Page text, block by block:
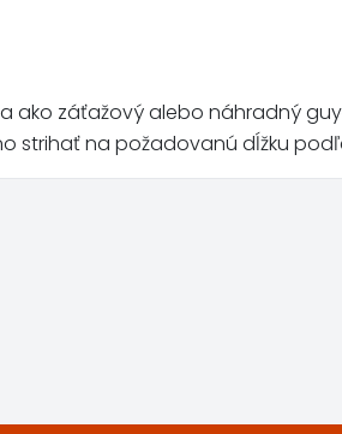
ako záťažový alebo náhradný
strihať na požadovanú dĺžku